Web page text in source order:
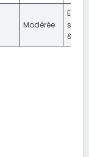
Modérée
&